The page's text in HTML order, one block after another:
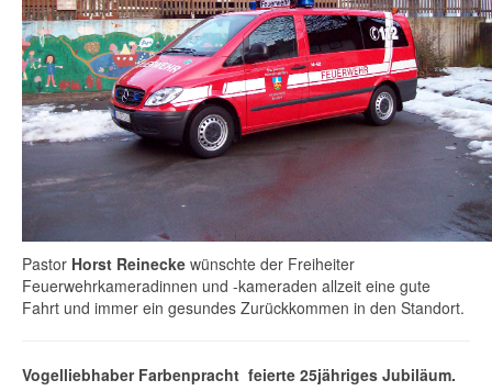
Pastor Horst Reinecke wünschte der Freiheiter
Feuerwehrkameradinnen und -kameraden allzeit eine gute
Fahrt und immer ein gesundes Zurückkommen in den Standort.
Vogelliebhaber Farbenpracht feierte 25jähriges Jubiläum.